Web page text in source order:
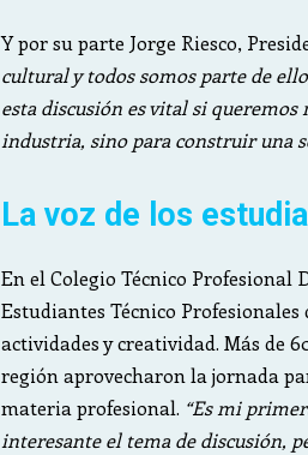
Y por su parte Jorge Riesco,
cultural y todos somos parte de
esta discusión es vital si
industria, sino para construir una
La voz de los
En el Colegio Técnico Profesional
Estudiantes Técnico
actividades y creatividad. Más de
región aprovecharon la jornada
materia profesional. “Es mi
interesante el tema de discusión,